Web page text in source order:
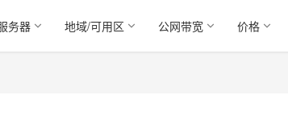
务器 地域/可用区 公网带宽 价格